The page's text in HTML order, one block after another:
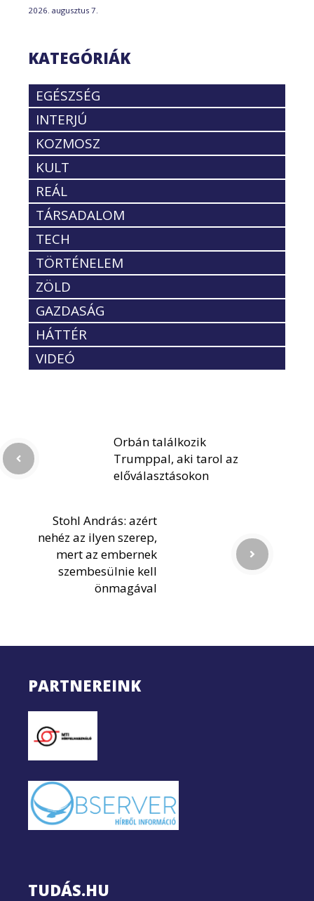
2026. augusztus 7.
KATEGÓRIÁK
EGÉSZSÉG
INTERJÚ
KOZMOSZ
KULT
REÁL
TÁRSADALOM
TECH
TÖRTÉNELEM
ZÖLD
GAZDASÁG
HÁTTÉR
VIDEÓ
Orbán találkozik
Trumppal, aki tarol az
előválasztásokon
Stohl András: azért
nehéz az ilyen szerep,
mert az embernek
szembesülnie kell
önmagával
PARTNEREINK
TUDÁS.HU